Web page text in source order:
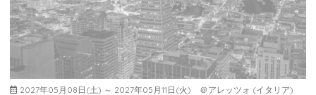
2027年05月08日(土) ～ 2027年05月11日(火) ＠アレッツォ (イタリア)